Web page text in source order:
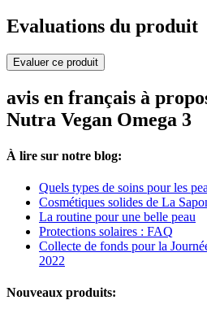
Evaluations du produit
Evaluer ce produit
avis en français à
Nutra Vegan Omega 3
À lire sur notre blog:
Quels types de soins pour les
Cosmétiques solides de La
La routine pour une belle peau
Protections solaires : FAQ
Collecte de fonds pour la
2022
Nouveaux produits: